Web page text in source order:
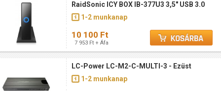
RaidSonic ICY BOX IB-377U3 3,5" USB 3.0
1-2 munkanap
10 100 Ft
7 953 Ft + Áfa
LC-Power LC-M2-C-MULTI-3 - Ezüst
1-2 munkanap